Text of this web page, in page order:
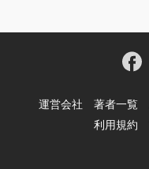
運営会社 著者一覧
利用規約